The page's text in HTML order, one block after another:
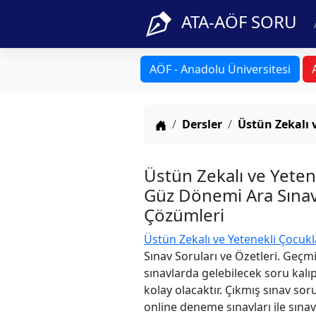
ATA-AÖF SORU
AÖF - Anadolu Üniversitesi
Anasayfa
Dersler Üstün Zekalı
Üstün Zekalı ve
Güz Dönemi Ara
Çözümleri
Üstün Zekalı ve Yetenekli
Sınav Soruları ve Özetleri.
sınavlarda gelebilecek soru
kolay olacaktır. Çıkmış sınav
online deneme sınavları ile